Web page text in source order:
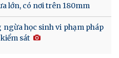
lớn, có nơi trên 180mm
học sinh vi phạm pháp
sát